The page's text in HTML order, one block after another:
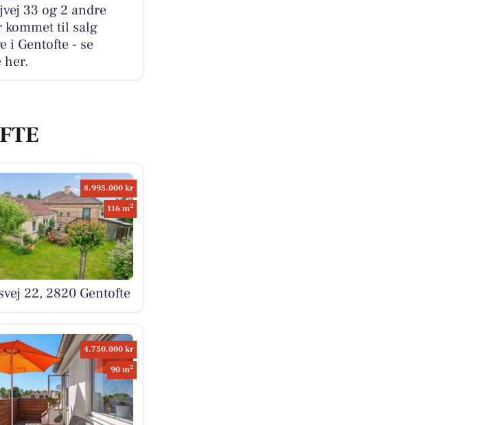
33 og 2 andre
kommet til salg
i Gentofte - se
her.
8.995.000 kr
116 m2
22, 2820 Gentofte
4.750.000 kr
90 m2